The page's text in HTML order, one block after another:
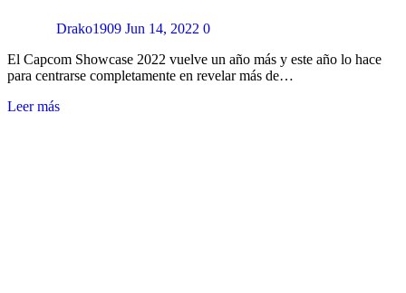
Drako1909 Jun 14, 2022 0
El Capcom Showcase 2022 vuelve un año más y este año lo hace
para centrarse completamente en revelar más de…
Leer más